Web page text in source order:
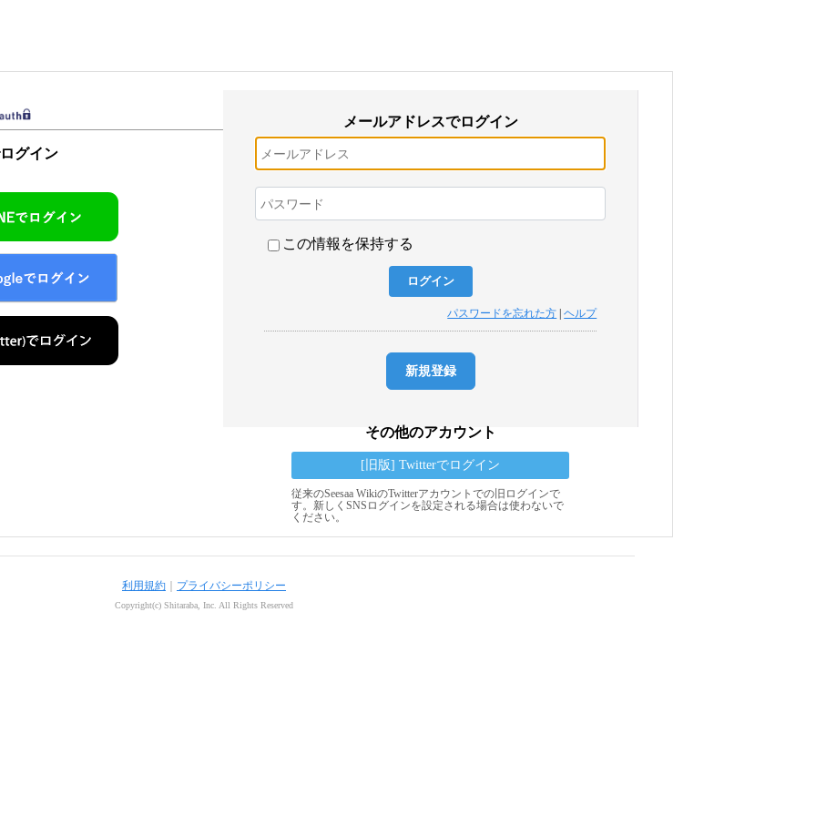
グイン
メールアドレスでログイン
この情報を保持する
パスワードを忘れた方 |ヘルプ
新規登録
その他のアカウント
[旧版] Twitterでログイン
従来のSeesaa WikiのTwitterアカウントでの旧ログインで
す。新しくSNSログインを設定される場合は使わないで
ください。
利用規約 プライバシーポリシー
Copyright(c) Shitaraba, Inc. All Rights Reserved